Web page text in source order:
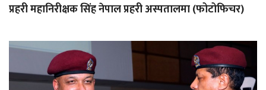
प्रहरी महानिरीक्षक सिंह नेपाल प्रहरी अस्पतालमा (फोटोफिचर)